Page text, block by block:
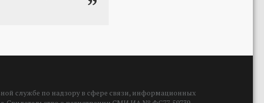
службе по надзору в сфере связи, информационных